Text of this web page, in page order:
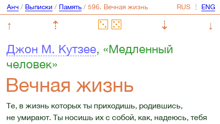
Анч/ Выписки / Память/ ⋮
↑ ⇡ ⇣
↓
Джон М. Кутзее, «Медленный
человек»
Вечная жизнь
Те, в жизнь которых ты приходишь, родившись,
не умирают. Ты носишь их с собой, как, надеюсь, тебя